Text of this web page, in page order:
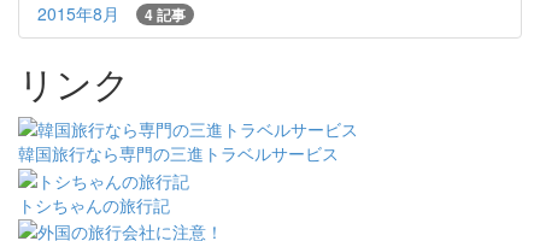
2015年8月 4 記事
リンク
韓国旅行なら専門の三進トラベルサービス
トシちゃんの旅行記